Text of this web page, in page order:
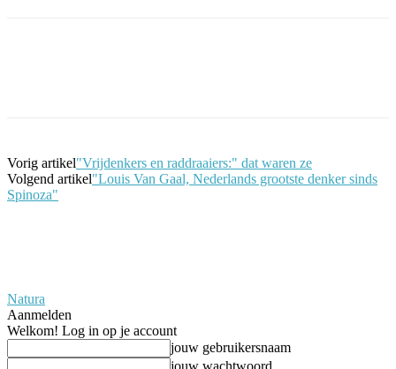
Vorig artikel"Vrijdenkers en raddraaiers:" dat waren ze
Volgend artikel"Louis Van Gaal, Nederlands grootste denker sinds
Spinoza"
Natura
Aanmelden
Welkom! Log in op je account
jouw gebruikersnaam
jouw wachtwoord